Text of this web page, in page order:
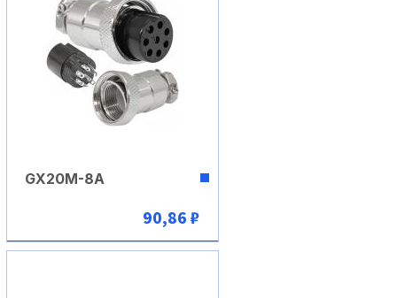
В корзину
GX20M-8A
90,86 ₽